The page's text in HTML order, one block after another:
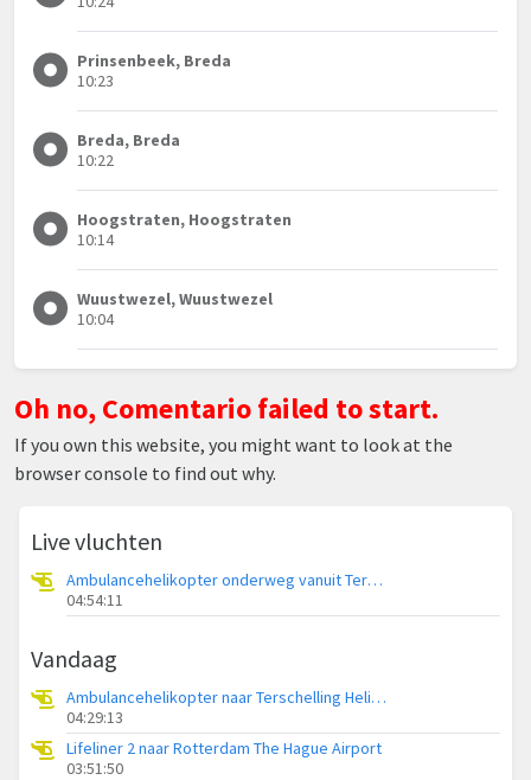
Prinsenbeek, Breda
10:23
Breda, Breda
10:22
Hoogstraten, Hoogstraten
10:14
Wuustwezel, Wuustwezel
10:04
Oh no, Comentario failed to start.
If you own this website, you might want to look at the
browser console to find out why.
Live vluchten
Ambulancehelikopter onderweg vanuit Terschelling Heliport
04:54:11
Vandaag
Ambulancehelikopter naar Terschelling Heliport
04:29:13
Lifeliner 2 naar Rotterdam The Hague Airport
03:51:50